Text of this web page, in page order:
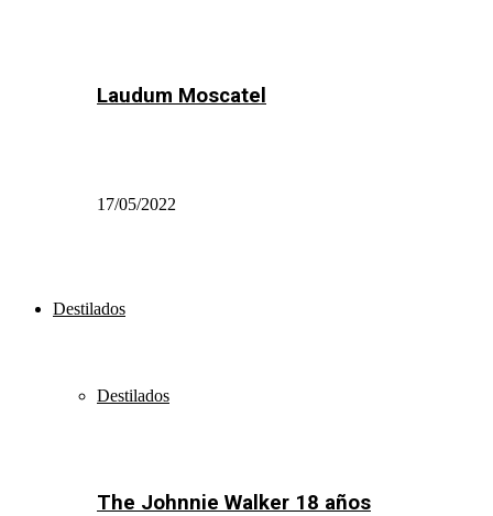
Laudum Moscatel
17/05/2022
Destilados
Destilados
The Johnnie Walker 18 años